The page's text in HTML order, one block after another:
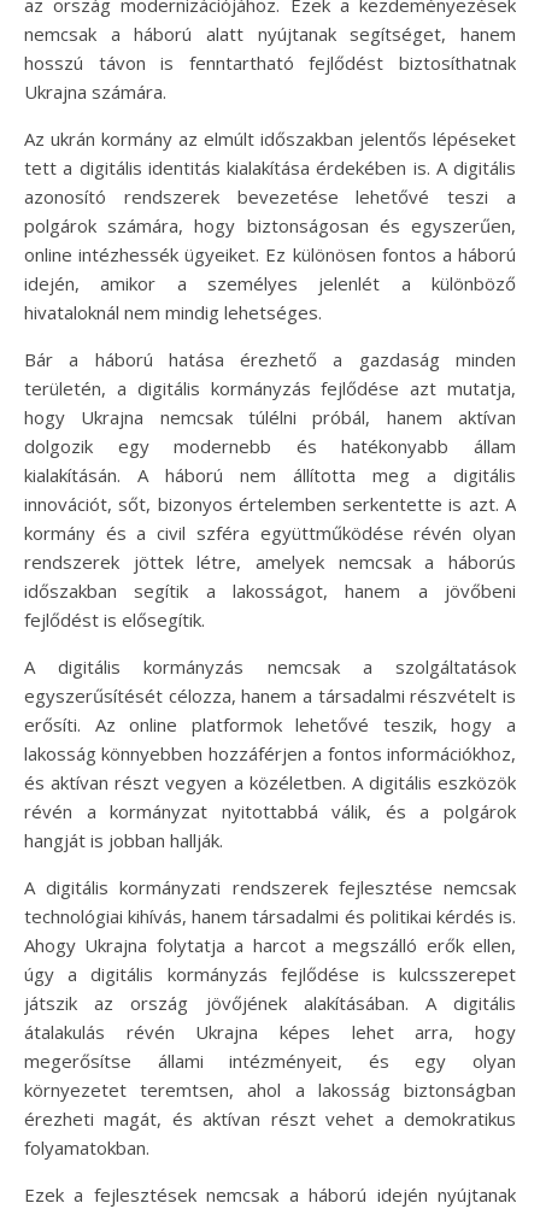
nemcsak a háború alatt nyújtanak segítséget, hanem
hosszú távon is fenntartható fejlődést biztosíthatnak
Ukrajna számára.
Az ukrán kormány az elmúlt időszakban jelentős lépéseket
tett a digitális identitás kialakítása érdekében is. A digitális
azonosító rendszerek bevezetése lehetővé teszi a
polgárok számára, hogy biztonságosan és egyszerűen,
online intézhessék ügyeiket. Ez különösen fontos a háború
idején, amikor a személyes jelenlét a különböző
hivataloknál nem mindig lehetséges.
Bár a háború hatása érezhető a gazdaság minden
területén, a digitális kormányzás fejlődése azt mutatja,
hogy Ukrajna nemcsak túlélni próbál, hanem aktívan
dolgozik egy modernebb és hatékonyabb állam
kialakításán. A háború nem állította meg a digitális
innovációt, sőt, bizonyos értelemben serkentette is azt. A
kormány és a civil szféra együttműködése révén olyan
rendszerek jöttek létre, amelyek nemcsak a háborús
időszakban segítik a lakosságot, hanem a jövőbeni
fejlődést is elősegítik.
A digitális kormányzás nemcsak a szolgáltatások
egyszerűsítését célozza, hanem a társadalmi részvételt is
erősíti. Az online platformok lehetővé teszik, hogy a
lakosság könnyebben hozzáférjen a fontos információkhoz,
és aktívan részt vegyen a közéletben. A digitális eszközök
révén a kormányzat nyitottabbá válik, és a polgárok
hangját is jobban hallják.
A digitális kormányzati rendszerek fejlesztése nemcsak
technológiai kihívás, hanem társadalmi és politikai kérdés is.
Ahogy Ukrajna folytatja a harcot a megszálló erők ellen,
úgy a digitális kormányzás fejlődése is kulcsszerepet
játszik az ország jövőjének alakításában. A digitális
átalakulás révén Ukrajna képes lehet arra, hogy
megerősítse állami intézményeit, és egy olyan
környezetet teremtsen, ahol a lakosság biztonságban
érezheti magát, és aktívan részt vehet a demokratikus
folyamatokban.
Ezek a fejlesztések nemcsak a háború idején nyújtanak